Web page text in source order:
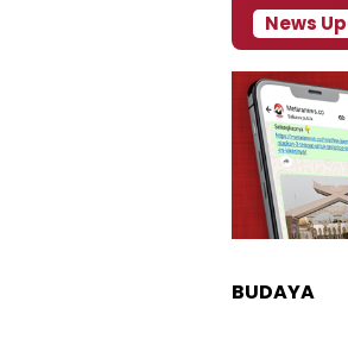
News
‎Soal Rencana Pinjaman
BUDAYA